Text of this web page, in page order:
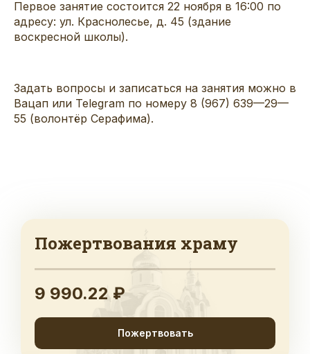
Первое занятие состоится 22 ноября в 16:00 по
адресу: ул. Краснолесье, д. 45 (здание
воскресной школы).
Задать вопросы и записаться на занятия можно в
Вацап или Telegram по номеру 8 (967) 639—29—
55 (волонтёр Серафима).
Пожертвования храму
9 990.22 ₽
Пожертвовать